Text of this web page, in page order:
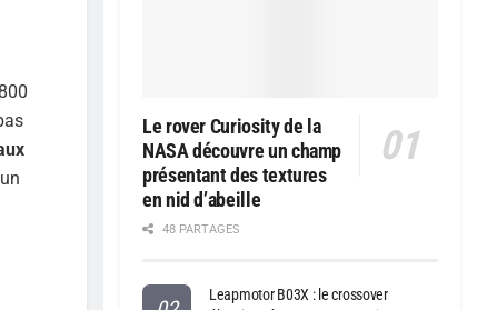
Le rover Curiosity de la
NASA découvre un champ
présentant des textures
en nid d’abeille
48 PARTAGES
Leapmotor B03X : le crossover